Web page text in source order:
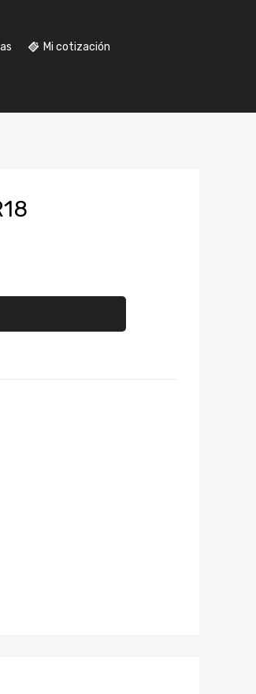
Mi cotización